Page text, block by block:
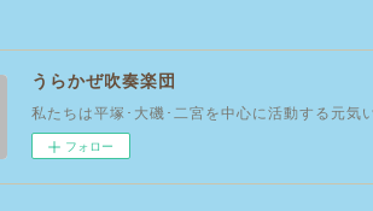
うらかぜ吹奏楽団
私たちは平塚･大磯･二宮を中心に活動する元気
フォロー